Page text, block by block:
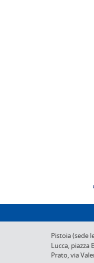
Pistoia (sede
Lucca, piazza
Prato,via